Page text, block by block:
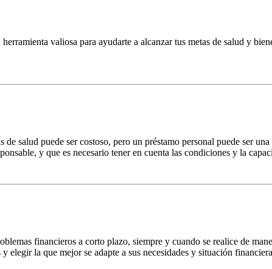
valiosa para ayudarte a alcanzar tus metas de salud y
salud puede ser costoso, pero un préstamo personal puede ser
y que es necesario tener en cuenta las condiciones y la
financieros a corto plazo, siempre y cuando se realice de
la que mejor se adapte a sus necesidades y situación